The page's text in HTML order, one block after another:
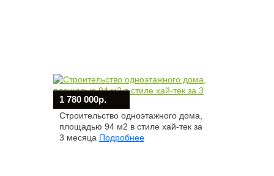
1 780 000р.
Строительство одноэтажного дома,
площадью 94 м2 в стиле хай-тек за
3 месяца Подробнее